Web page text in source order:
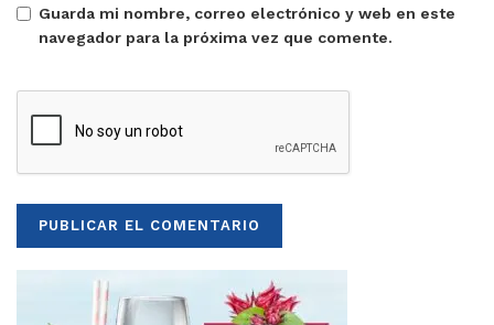
Guarda mi nombre, correo electrónico y web en este
navegador para la próxima vez que comente.